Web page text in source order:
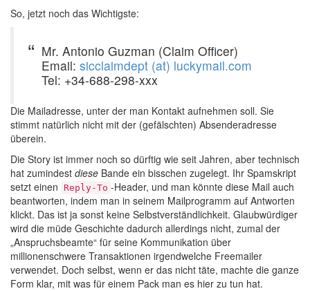
So, jetzt noch das Wichtigste:
Mr. Antonio Guzman (Claim Officer)
Email: sicclaimdept (at) luckymail.com
Tel: +34-688-298-xxx
Die Mailadresse, unter der man Kontakt aufnehmen soll. Sie
stimmt natürlich nicht mit der (gefälschten) Absenderadresse
überein.
Die Story ist immer noch so dürftig wie seit Jahren, aber technisch
hat zumindest diese Bande ein bisschen zugelegt. Ihr Spamskript
setzt einen
Reply-To -Header, und man könnte diese Mail auch
beantworten, indem man in seinem Mailprogramm auf Antworten
klickt. Das ist ja sonst keine Selbstverständlichkeit. Glaubwürdiger
wird die müde Geschichte dadurch allerdings nicht, zumal der
„Anspruchsbeamte“ für seine Kommunikation über
millionenschwere Transaktionen irgendwelche Freemailer
verwendet. Doch selbst, wenn er das nicht täte, machte die ganze
Form klar, mit was für einem Pack man es hier zu tun hat.